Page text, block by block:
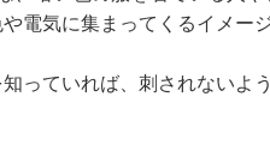
電気に集まってくるイメー
知っていれば、刺されないよ